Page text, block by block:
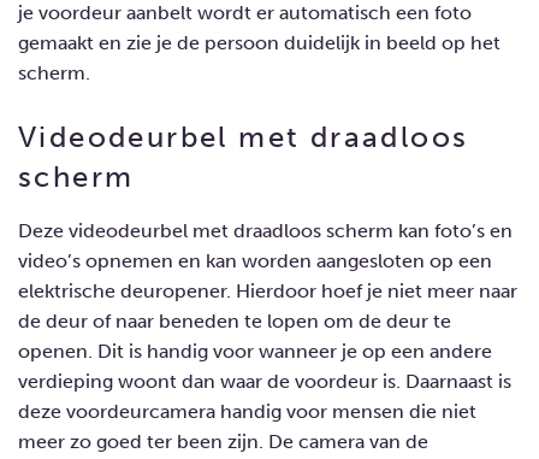
je voordeur aanbelt wordt er automatisch een foto
gemaakt en zie je de persoon duidelijk in beeld op het
scherm.
Videodeurbel met draadloos
scherm
Deze videodeurbel met draadloos scherm kan foto’s en
video’s opnemen en kan worden aangesloten op een
elektrische deuropener. Hierdoor hoef je niet meer naar
de deur of naar beneden te lopen om de deur te
openen. Dit is handig voor wanneer je op een andere
verdieping woont dan waar de voordeur is. Daarnaast is
deze voordeurcamera handig voor mensen die niet
meer zo goed ter been zijn. De camera van de